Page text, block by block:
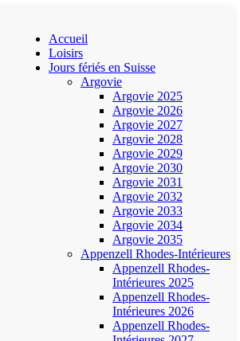
Accueil
Loisirs
Jours fériés en Suisse
Argovie
Argovie 2025
Argovie 2026
Argovie 2027
Argovie 2028
Argovie 2029
Argovie 2030
Argovie 2031
Argovie 2032
Argovie 2033
Argovie 2034
Argovie 2035
Appenzell Rhodes-Intérieures
Appenzell Rhodes-
Intérieures 2025
Appenzell Rhodes-
Intérieures 2026
Appenzell Rhodes-